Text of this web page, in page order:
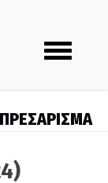
Toggle
navigation
ΠΡΕΣΑΡΙΣΜΑ